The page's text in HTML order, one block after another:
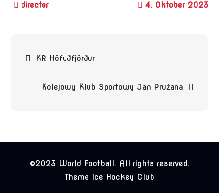
4. Oktober 2023
Beitragsnavigation
KR Höfuðfjörður
Kolejowy Klub Sportowy Jan Prużana
©2023 World Football. All rights reserved.
Theme Ice Hockey Club